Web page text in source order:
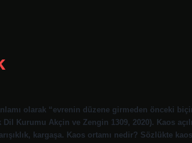
olarak “evrenin düzene girmeden önceki
Kurumu Akçin ve Zengin 1309, 2020). Kaos
kargaşa. Kaos ortamı nedir? Sözlükte